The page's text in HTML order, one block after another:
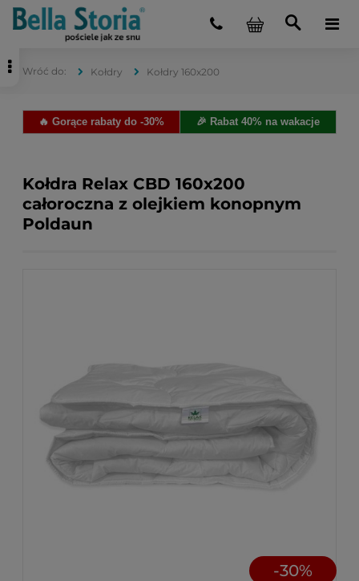
Kołdry Kołdry 160x200
🔥 Gorące rabaty do -30% 🎉 Rabat 40% na wakacje
Kołdra Relax CBD 160x200
całoroczna z olejkiem konopnym
Poldaun
-30%